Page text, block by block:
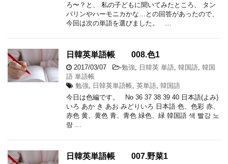
ろ〜？と、 私の子どもに聞いてみたところ、 タン
バリンやハーモニカかな…との回答があったので、
今回は次の単語を選びました。 …
日韓英単語帳 008.色1
2017/03/07 -勉強 日韓英 単語 韓国語 韓国
語 単語帳
勉強
日韓英単語帳 英単語 韓国語
今日は色編です。 No 36 37 38 39 40 日本語(よみ)
いろ あか き あお みどりいろ 日本語 色、色彩 赤、
赤色 黄、黄色 青、青色 緑色、緑 韓国語 색 빨강 노
랑 …
日韓英単語帳 007.野菜1